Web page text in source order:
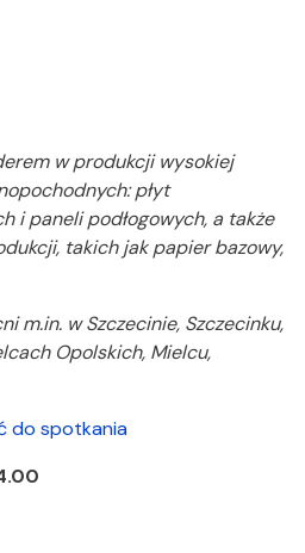
w produkcji wysokiej
płyt
i paneli podłogowych, a także
takich jak papier bazowy,
m.in. w Szczecinie, Szczecinku,
Opolskich, Mielcu,
do spotkania